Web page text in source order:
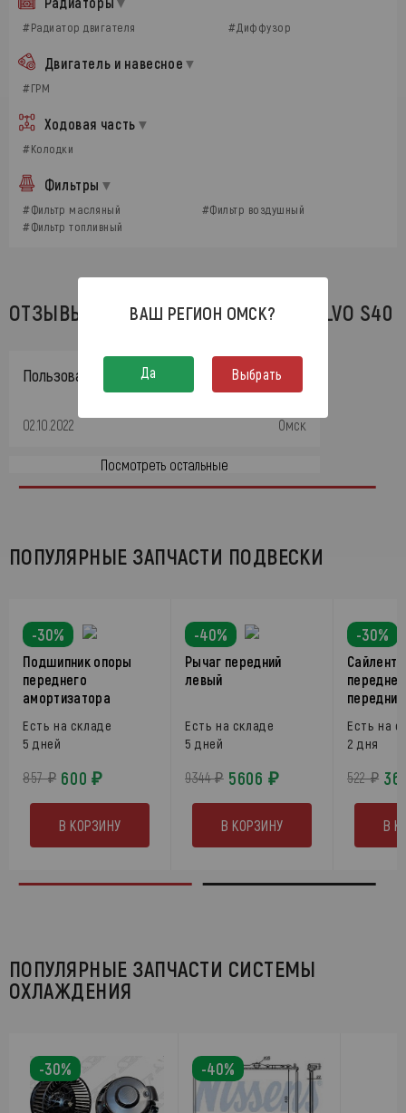
#Радиатор двигателя #Диффузор
Двигатель и навесное
#ГРМ
Ходовая часть
#Колодки
Фильтры
#Фильтр масляный
#Фильтр воздушный
#Фильтр топливный
ОТЗЫВЫ НА АВТОЗАПЧАСТИ ДЛЯ VOLVO S40
Пользователь скрыл данные
02.10.2022 Омск
Посмотреть остальные
ПОПУЛЯРНЫЕ ЗАПЧАСТИ ПОДВЕСКИ
-30%
Подшипник опоры
переднего
амортизатора
Есть на складе
5 дней
857 ₽ 600 ₽
В КОРЗИНУ
-40%
Рычаг передний
левый
Есть на складе
5 дней
9344 ₽ 5606 ₽
В КОРЗИНУ
-30%
передний
Есть на
2 дня
522 ₽
В
ПОПУЛЯРНЫЕ ЗАПЧАСТИ СИСТЕМЫ
ОХЛАЖДЕНИЯ
-30% -40%
ВАШ РЕГИОН ОМСК?
Да Выбрать